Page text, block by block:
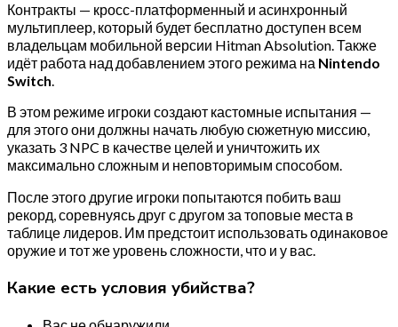
Контракты — кросс-платформенный и асинхронный
мультиплеер, который будет бесплатно доступен всем
владельцам мобильной версии Hitman Absolution. Также
идёт работа над добавлением этого режима на Nintendo
Switch.
В этом режиме игроки создают кастомные испытания —
для этого они должны начать любую сюжетную миссию,
указать 3 NPC в качестве целей и уничтожить их
максимально сложным и неповторимым способом.
После этого другие игроки попытаются побить ваш
рекорд, соревнуясь друг с другом за топовые места в
таблице лидеров. Им предстоит использовать одинаковое
оружие и тот же уровень сложности, что и у вас.
Какие есть условия убийства?